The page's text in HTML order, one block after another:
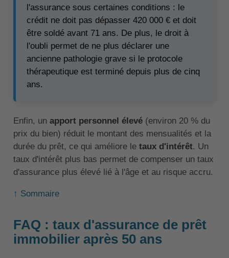
l'assurance sous certaines conditions : le
crédit ne doit pas dépasser 420 000 € et doit
être soldé avant 71 ans. De plus, le droit à
l'oubli permet de ne plus déclarer une
ancienne pathologie grave si le protocole
thérapeutique est terminé depuis plus de cinq
ans.
Enfin, un apport personnel élevé(environ 20 % du
prix du bien) réduit le montant des mensualités et la
durée du prêt, ce qui améliore le taux d'intérêt. Un
taux d'intérêt plus bas permet de compenser un taux
d'assurance plus élevé lié à l'âge et au risque accru.
↑ Sommaire
FAQ : taux d'assurance de prêt
immobilier après 50 ans